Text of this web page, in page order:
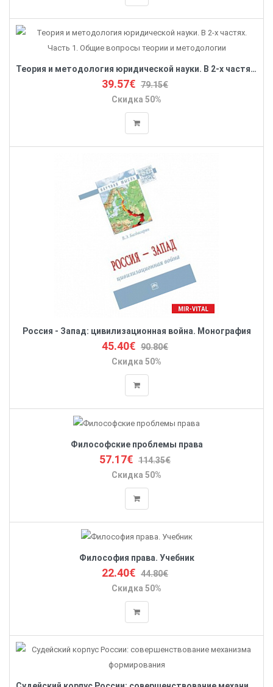
Теория и методология юридической науки. В 2-х частях. Часть 1. Общие вопросы теории и методологии
39.57€ 79.15€
Скидка 50%
Россия - Запад: цивилизационная война. Монография
45.40€ 90.80€
Скидка 50%
Философские проблемы права
57.17€ 114.35€
Скидка 50%
Философия права. Учебник
22.40€ 44.80€
Скидка 50%